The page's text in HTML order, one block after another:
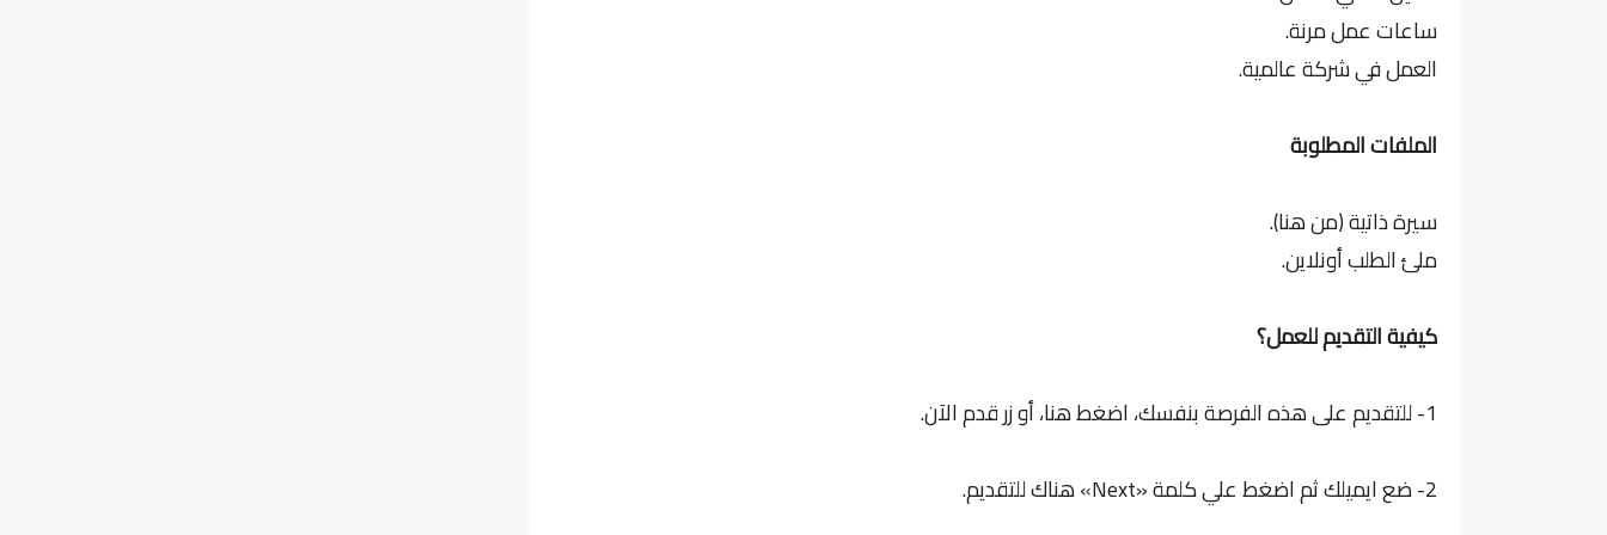
ساعات عمل مرنة.
العمل في شركة عالمية.
الملفات المطلوبة
سيرة ذاتية (من هنا).
ملئ الطلب أونلاين.
كيفية التقديم للعمل؟
1- للتقديم على هذه الفرصة بنفسك، اضغط هنا، أو زر قدم الآن.
2- ضع ايميلك ثم اضغط علي كلمة «Next» هناك للتقديم.